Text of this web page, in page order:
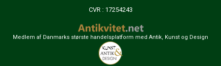
CVR : 17254243
Medlem af Danmarks største handelsplatform med Antik, Kunst og Design